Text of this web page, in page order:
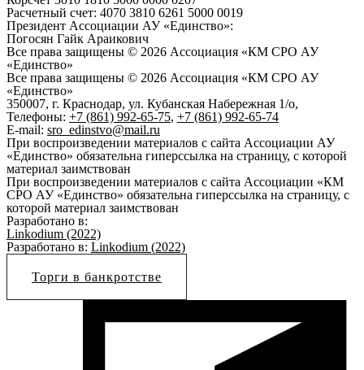
Расчетный счет: 4070 3810 6261 5000 0019
Президент Ассоциации АУ «Единство»:
Погосян Гайк Араикович
Все права защищены © 2026 Ассоциация «КМ СРО АУ
«Единство»
Все права защищены © 2026 Ассоциация «КМ СРО АУ
«Единство»
350007, г. Краснодар, ул. Кубанская Набережная 1/о,
Телефоны: +7 (861) 992-65-75, +7 (861) 992-65-74
E-mail: sro_edinstvo@mail.ru
При воспроизведении материалов с сайта Ассоциации АУ
«Единство» обязательна гиперссылка на страницу, с которой
материал заимствован
При воспроизведении материалов с сайта Ассоциации «КМ
СРО АУ «Единство» обязательна гиперссылка на страницу, с
которой материал заимствован
Разработано в:
Linkodium (2022)
Разработано в: Linkodium (2022)
Торги в банкротстве